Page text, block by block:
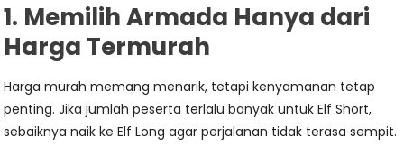
1. Memilih Armada Hanya dari
Harga Termurah
Harga murah memang menarik, tetapi kenyamanan tetap
penting. Jika jumlah peserta terlalu banyak untuk Elf Short,
sebaiknya naik ke Elf Long agar perjalanan tidak terasa sempit.